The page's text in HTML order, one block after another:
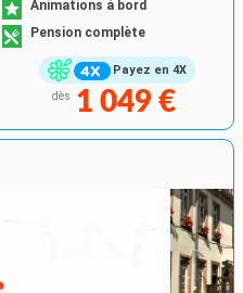
Payez en 4X
Animations à bord
Pension complète
dès 1 049 €